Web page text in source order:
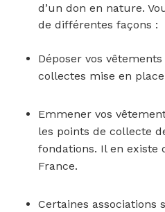
d’un don en nature.
Déposer vos
collectes mise en
Emmener vos
les points de collecte
fondations. Il en existe
France.
Certaines associations